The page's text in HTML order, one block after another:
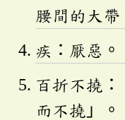
腰間的大帶
疾：厭惡。
百折不撓
而不撓」。